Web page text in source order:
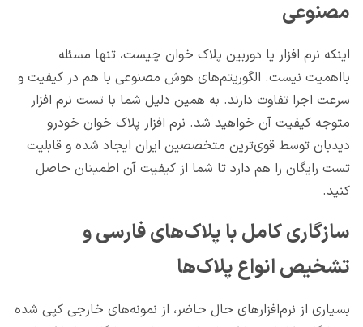
مصنوعی
اینکه نرم افزار یا دوربین پلاک خوان چیست، تنها مسئله
بااهمیت نیست. الگوریتم‌های هوش مصنوعی با هم در کیفیت و
سرعت اجرا تفاوت دارند. به همین دلیل شما با تست نرم افزار
متوجه کیفیت آن خواهید شد. نرم افزار پلاک خوان خودرو
دیدبان توسط قوی‌ترین متخصصین ایران ایجاد شده و قابلیت
تست رایگان را هم دارد تا شما از کیفیت آن اطمینان حاصل
کنید.
سازگاری کامل با پلاک‌های فارسی و
تشخیص انواع پلاک‌ها
بسیاری از نرم‌افزارهای حال حاضر، از نمونه‌های خارجی کپی شده